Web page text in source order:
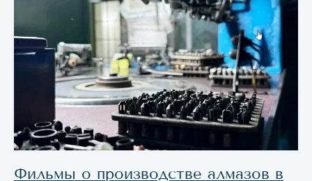
Фильмы о производстве алмазов в